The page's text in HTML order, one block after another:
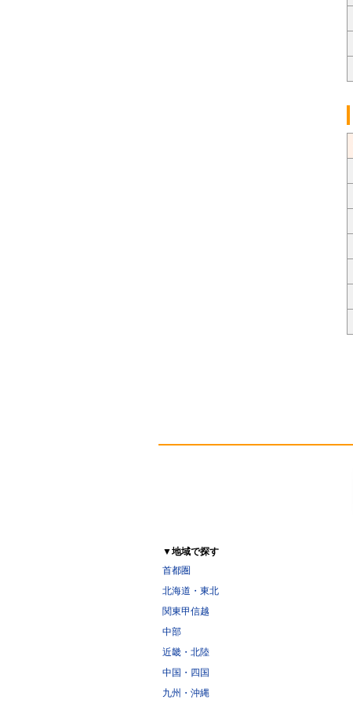
▼地域で探す
首都圏
北海道・東北
関東甲信越
中部
近畿・北陸
中国・四国
九州・沖縄